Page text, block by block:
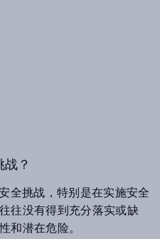
？
全挑战，特别是在实施安全
往没有得到充分落实或缺
和潜在危险。